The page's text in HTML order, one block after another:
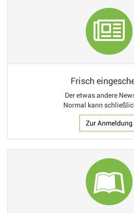
Frisch
Der etwas andere
Normal kann
Zur Anmeldung